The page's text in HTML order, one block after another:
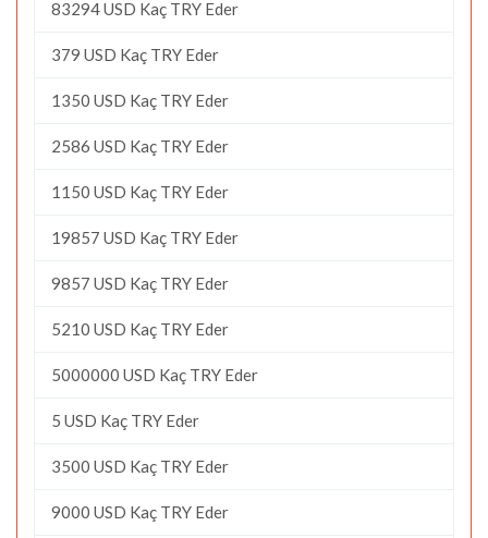
83294 USD Kaç TRY Eder
379 USD Kaç TRY Eder
1350 USD Kaç TRY Eder
2586 USD Kaç TRY Eder
1150 USD Kaç TRY Eder
19857 USD Kaç TRY Eder
9857 USD Kaç TRY Eder
5210 USD Kaç TRY Eder
5000000 USD Kaç TRY Eder
5 USD Kaç TRY Eder
3500 USD Kaç TRY Eder
9000 USD Kaç TRY Eder